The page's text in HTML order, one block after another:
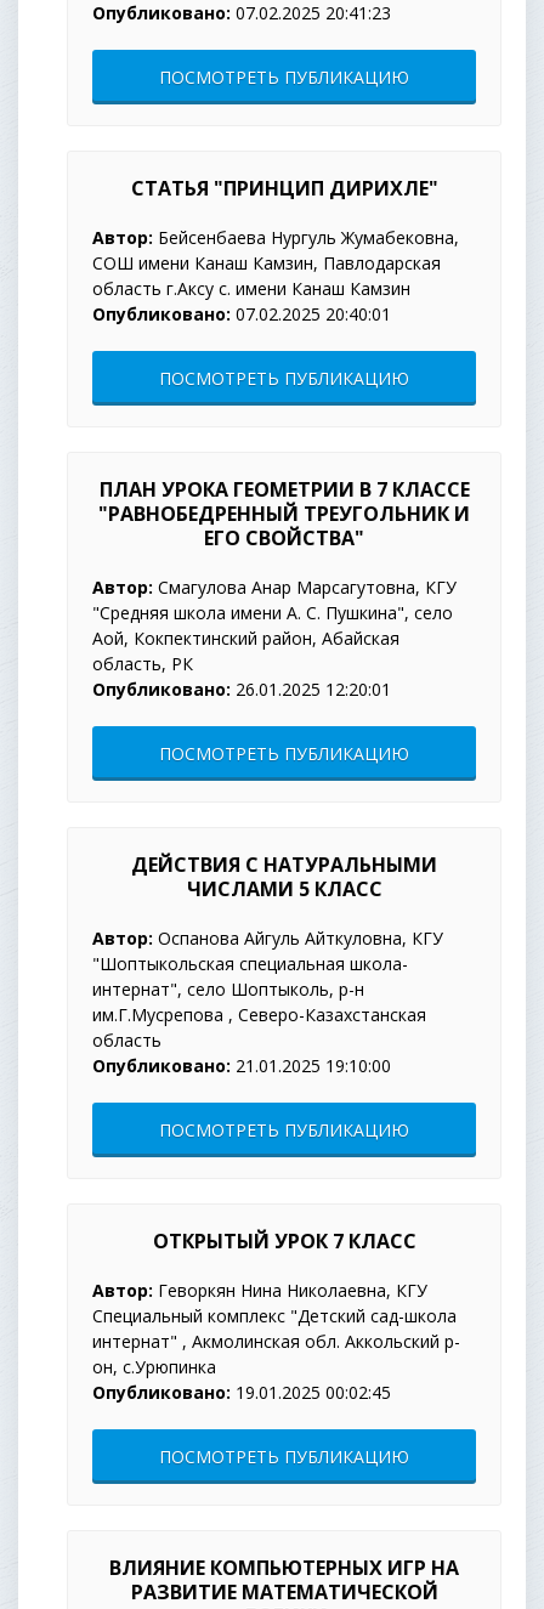
Опубликовано: 07.02.2025 20:41:23
ПОСМОТРЕТЬ ПУБЛИКАЦИЮ
СТАТЬЯ "ПРИНЦИП ДИРИХЛЕ"
Автор: Бейсенбаева Нургуль Жумабековна,
СОШ имени Канаш Камзин, Павлодарская
область г.Аксу с. имени Канаш Камзин
Опубликовано: 07.02.2025 20:40:01
ПОСМОТРЕТЬ ПУБЛИКАЦИЮ
ПЛАН УРОКА ГЕОМЕТРИИ В 7 КЛАССЕ
"РАВНОБЕДРЕННЫЙ ТРЕУГОЛЬНИК И
ЕГО СВОЙСТВА"
Автор: Смагулова Анар Марсагутовна, КГУ
"Средняя школа имени А. С. Пушкина", село
Ақой, Кокпектинский район, Абайская
область, РК
Опубликовано: 26.01.2025 12:20:01
ПОСМОТРЕТЬ ПУБЛИКАЦИЮ
ДЕЙСТВИЯ С НАТУРАЛЬНЫМИ
ЧИСЛАМИ 5 КЛАСС
Автор: Оспанова Айгуль Айткуловна, КГУ
"Шоптыкольская специальная школа-
интернат", село Шоптыколь, р-н
им.Г.Мусрепова , Северо-Казахстанская
область
Опубликовано: 21.01.2025 19:10:00
ПОСМОТРЕТЬ ПУБЛИКАЦИЮ
ОТКРЫТЫЙ УРОК 7 КЛАСС
Автор: Геворкян Нина Николаевна, КГУ
Специальный комплекс "Детский сад-школа
интернат" , Акмолинская обл. Аккольский р-
он, с.Урюпинка
Опубликовано: 19.01.2025 00:02:45
ПОСМОТРЕТЬ ПУБЛИКАЦИЮ
ВЛИЯНИЕ КОМПЬЮТЕРНЫХ ИГР НА
РАЗВИТИЕ МАТЕМАТИЧЕСКОЙ